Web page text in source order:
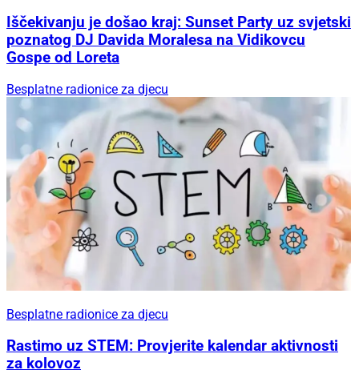
Iščekivanju je došao kraj: Sunset Party uz svjetski
poznatog DJ Davida Moralesa na Vidikovcu
Gospe od Loreta
Besplatne radionice za djecu
Besplatne radionice za djecu
Rastimo uz STEM: Provjerite kalendar aktivnosti
za kolovoz